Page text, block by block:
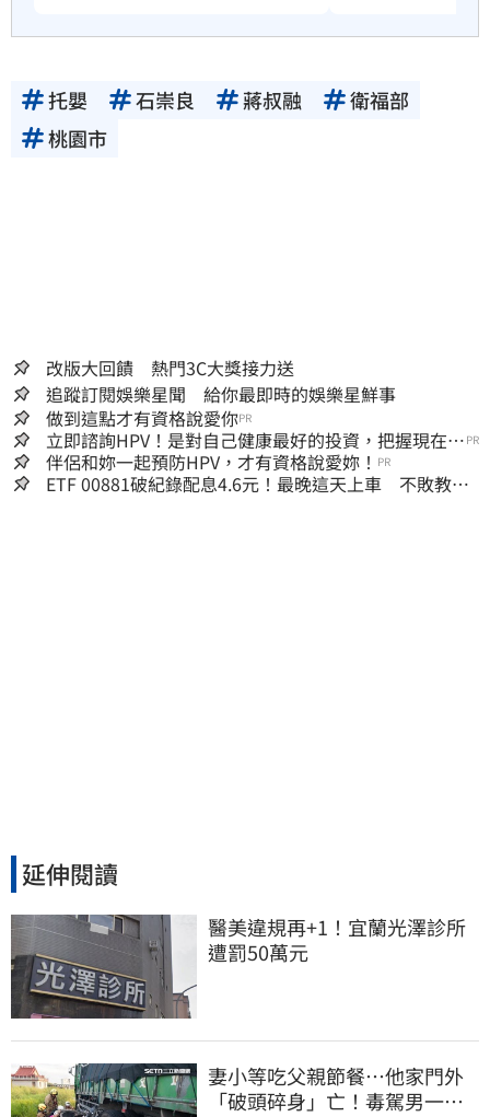
托嬰 石崇良 蔣叔融
衛福部
桃園市
改版大回饋 熱門3C大獎接力送
追蹤訂閱娛樂星聞 給你最即時的娛樂星鮮事
做到這點才有資格說愛你PR
立即諮詢HPV！是對自己健康最好的投資，把握現在不
嫌晚！
PR
伴侶和妳一起預防HPV，才有資格說愛妳！ PR
ETF 00881破紀錄配息4.6元！最晚這天上車 不敗教主
延伸閱讀
醫美違規再+1！宜蘭光澤診所
遭罰50萬元
妻小等吃父親節餐⋯他家門外
「破頭碎身」亡！毒駕男一路